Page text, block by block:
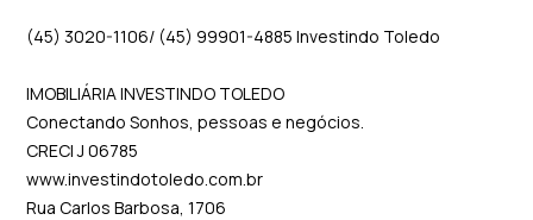
(45) 3020-1106/ (45) 99901-4885 Investindo Toledo
IMOBILIÁRIA INVESTINDO TOLEDO
Conectando Sonhos, pessoas e negócios.
CRECI J 06785
www.investindotoledo.com.br
Rua Carlos Barbosa, 1706